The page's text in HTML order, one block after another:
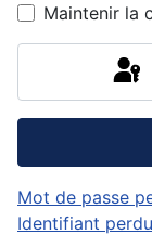
Maintenir la
Mot de passe
Identifiant